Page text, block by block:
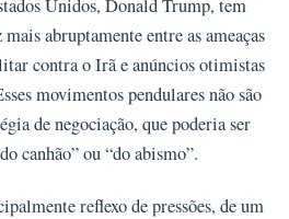
Unidos, Donald Trump, tem
abruptamente entre as ameaças
contra o Irã e anúncios otimistas
movimentos pendulares não são
de negociação, que poderia ser
canhão” ou “do abismo”.
reflexo de pressões, de um